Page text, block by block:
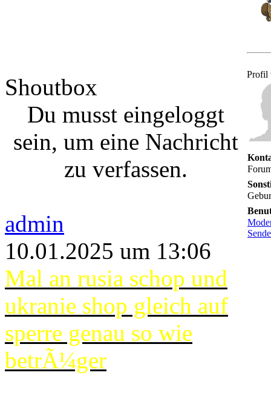
Shoutbox
Du musst eingeloggt
sein, um eine Nachricht
zu verfassen.
admin
10.01.2025 um 13:06
Mal an rusia schop und
ukranie shop gleich auf
sperre genau so wie
betrÃ¼ger
Profil